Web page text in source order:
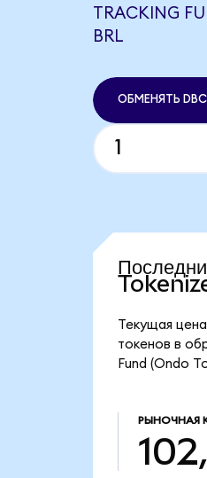
TRACKING
BRL
ОБМЕНЯТЬ
Текущая
токенов в
Fund (Ondo
РЫНОЧНАЯ